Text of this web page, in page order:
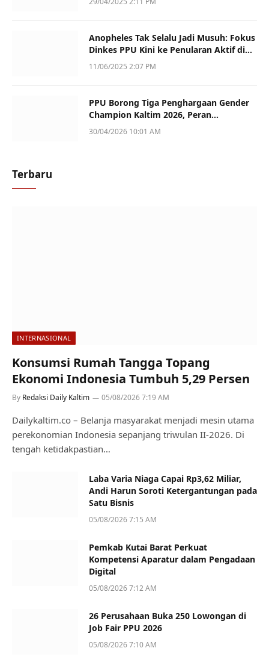
Anopheles Tak Selalu Jadi Musuh: Fokus
Dinkes PPU Kini ke Penularan Aktif di
Sotek
11/06/2025 2:07 PM
PPU Borong Tiga Penghargaan Gender
Champion Kaltim 2026, Peran
Perempuan Jadi Sorotan
30/04/2026 10:01 AM
Terbaru
INTERNASIONAL
Konsumsi Rumah Tangga Topang
Ekonomi Indonesia Tumbuh 5,29 Persen
By Redaksi Daily Kaltim 05/08/2026 7:19 AM
Dailykaltim.co – Belanja masyarakat menjadi mesin utama
perekonomian Indonesia sepanjang triwulan II-2026. Di
tengah ketidakpastian…
Laba Varia Niaga Capai Rp3,62 Miliar,
Andi Harun Soroti Ketergantungan pada
Satu Bisnis
05/08/2026 7:15 AM
Pemkab Kutai Barat Perkuat
Kompetensi Aparatur dalam Pengadaan
Digital
05/08/2026 7:12 AM
26 Perusahaan Buka 250 Lowongan di
Job Fair PPU 2026
05/08/2026 7:10 AM